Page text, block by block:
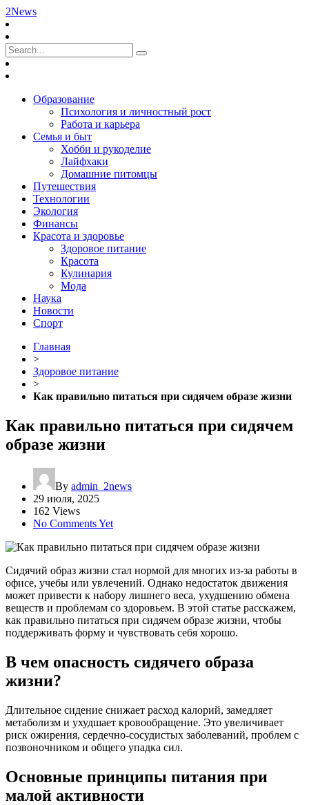
2News
Образование
Психология и личностный рост
Работа и карьера
Семья и быт
Хобби и рукоделие
Лайфхаки
Домашние питомцы
Путешествия
Технологии
Экология
Финансы
Красота и здоровье
Здоровое питание
Красота
Кулинария
Мода
Наука
Новости
Спорт
Главная
>
Здоровое питание
>
Как правильно питаться при сидячем образе жизни
Как правильно питаться при сидячем
образе жизни
By admin_2news
29 июля, 2025
162 Views
No Comments Yet
Сидячий образ жизни стал нормой для многих из-за работы в
офисе, учебы или увлечений. Однако недостаток движения
может привести к набору лишнего веса, ухудшению обмена
веществ и проблемам со здоровьем. В этой статье расскажем,
как правильно питаться при сидячем образе жизни, чтобы
поддерживать форму и чувствовать себя хорошо.
В чем опасность сидячего образа
жизни?
Длительное сидение снижает расход калорий, замедляет
метаболизм и ухудшает кровообращение. Это увеличивает
риск ожирения, сердечно-сосудистых заболеваний, проблем с
позвоночником и общего упадка сил.
Основные принципы питания при
малой активности